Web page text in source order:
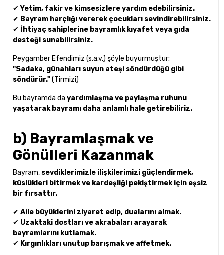
✔Yetim, fakir ve kimsesizlere yardım edebilirsiniz.
✔ Bayram harçlığı vererek çocukları sevindirebilirsiniz.
✔ İhtiyaç sahiplerine bayramlık kıyafet veya gıda
desteği sunabilirsiniz.
Peygamber Efendimiz (s.a.v.) şöyle buyurmuştur:
"Sadaka, günahları suyun ateşi söndürdüğü gibi
söndürür."(Tirmizî)
Bu bayramda da yardımlaşma ve paylaşma ruhunu
yaşatarak bayramı daha anlamlı hale getirebiliriz.
b) Bayramlaşmak ve
Gönülleri Kazanmak
Bayram, sevdiklerimizle ilişkilerimizi güçlendirmek,
küslükleri bitirmek ve kardeşliği pekiştirmek için eşsiz
bir fırsattır.
✔ Aile büyüklerini ziyaret edip, dualarını almak.
✔ Uzaktaki dostları ve akrabaları arayarak
bayramlarını kutlamak.
✔ Kırgınlıkları unutup barışmak ve affetmek.